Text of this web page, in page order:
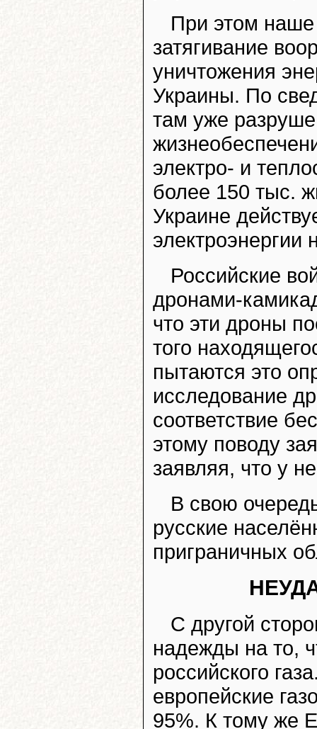
При этом наше
затягивание
уничтожения
Украины. По
там уже
электро- и
более 150 тыс.
Украине
электроэнергии
Российские
дронами-
что эти дроны
того
пытаются это
исследование
соответствие
этому поводу
заявляя, что у
В свою
русские
приграничных
С другой
надежды на то,
российского
европейские
95%. К тому же